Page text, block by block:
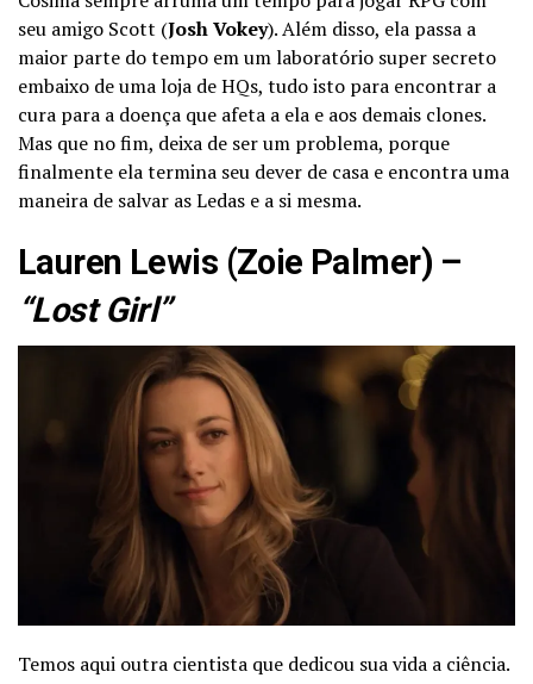
seu amigo Scott (Josh Vokey). Além disso, ela passa a
maior parte do tempo em um laboratório super secreto
embaixo de uma loja de HQs, tudo isto para encontrar a
cura para a doença que afeta a ela e aos demais clones.
Mas que no fim, deixa de ser um problema, porque
finalmente ela termina seu dever de casa e encontra uma
maneira de salvar as Ledas e a si mesma.
Lauren Lewis (Zoie Palmer) –
“Lost Girl”
Temos aqui outra cientista que dedicou sua vida a ciência.